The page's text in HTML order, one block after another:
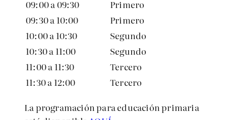
09:00 a 09:30
Primero
09:30 a 10:00
Primero
10:00 a 10:30
Segundo
10:30 a 11:00
Segundo
11:00 a 11:30
Tercero
11:30 a 12:00
Tercero
La programación para educación primaria